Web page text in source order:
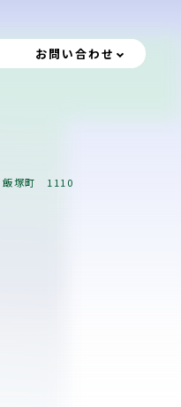
お問い合わせ
飯塚町 1110